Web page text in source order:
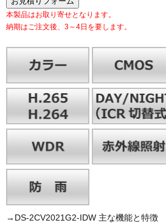
本製品はお取り寄せとなります。
納期はご注文後、3～4日を要します。
→DS-2CV2021G2-IDW 主な機能と特徴